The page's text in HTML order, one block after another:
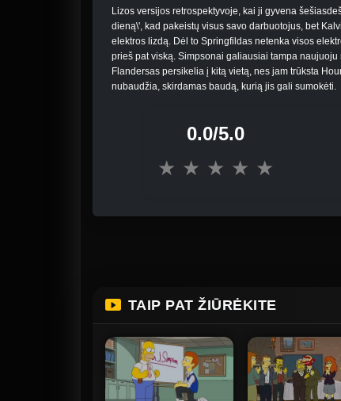
Lizos versijos retrospektyvoje, kai ji gyvena
dieną\', kad pakeistų visus savo darbuotojus, bet
elektros lizdą. Dėl to Springfildas netenka visos
prieš pat viską. Simpsonai galiausiai tampa
Flandersas persikelia į kitą vietą, nes jam trūksta
nubaudžia, skirdamas baudą, kurią jis gali sumokėti.
0.0/5.0
★ ★ ★ ★ ★
TAIP PAT ŽIŪRĖKITE